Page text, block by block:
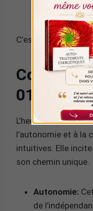
l’abondance.
C’est un moment
01h25
L’heure 01h25 en
l’autonomie et à la
intuitives. Elle
son chemin unique.
Autonomie:
de